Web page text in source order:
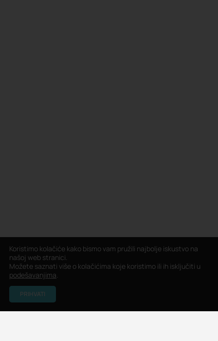
Koristimo kolačiće kako bismo vam pružili najbolje iskustvo na
našoj web stranici.
Možete saznati više o kolačićima koje koristimo ili ih isključiti u
podešavanjima.
PRIHVATI